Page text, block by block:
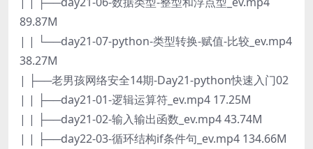
89.87M
| | └──day21-07-python-类型转换-赋值-比较_ev.mp4
38.27M
| ├──老男孩网络安全14期-Day21-python快速入门02
| | ├──day21-01-逻辑运算符_ev.mp4 17.25M
| | ├──day21-02-输入输出函数_ev.mp4 43.74M
| | ├──day22-03-循环结构if条件句_ev.mp4 134.66M